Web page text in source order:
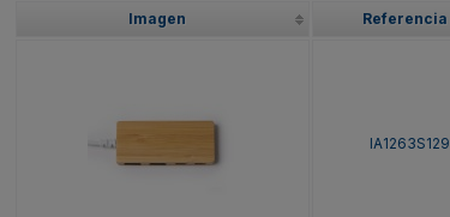
Imagen Referencia
IA1263S129